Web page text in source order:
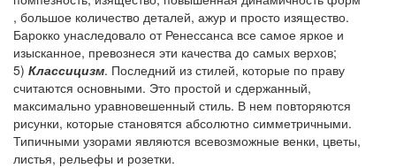
, большое количество деталей, ажур и просто изящество.
Барокко унаследовало от Ренессанса все самое яркое и
изысканное, превознеся эти качества до самых верхов;
5) Классицизм. Последний из стилей, которые по праву
считаются основными. Это простой и сдержанный,
максимально уравновешенный стиль. В нем повторяются
рисунки, которые становятся абсолютно симметричными.
Типичными узорами являются всевозможные венки, цветы,
листья, рельефы и розетки.